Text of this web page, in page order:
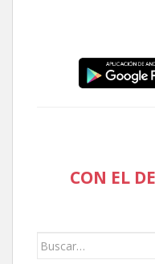
CON EL
Buscar: